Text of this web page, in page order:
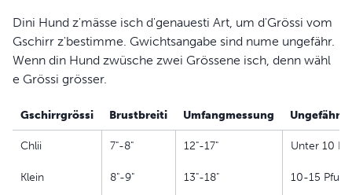
Dini Hund z'mässe isch d'genauesti Art, um d'Grössi vom
Gschirr z'bestimme. Gwichtsangabe sind nume ungefähr.
Wenn din Hund zwüsche zwei Grössene isch, denn wähl
e Grössi grösser.
Gschirrgrössi Brustbreiti Umfangmessung
Chlii 7"-8" 12"-17" Unter 10
Klein 8"-9" 13"-18" 10-15 Pfund